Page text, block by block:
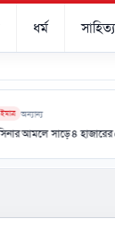
ধর্ম
৪ হাজারের বেশি মানুষ